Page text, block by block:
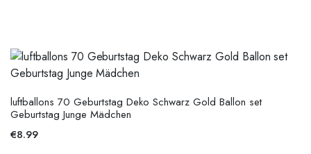
luftballons 70 Geburtstag Deko Schwarz Gold Ballon set
Geburtstag Junge Mädchen
€8.99